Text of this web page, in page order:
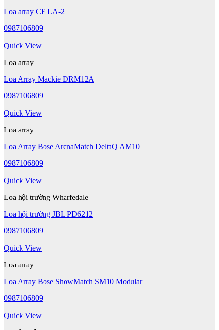
Loa array CF LA-2
0987106809
Quick View
Loa array
Loa Array Mackie DRM12A
0987106809
Quick View
Loa array
Loa Array Bose ArenaMatch DeltaQ AM10
0987106809
Quick View
Loa hội trường Wharfedale
Loa hội trường JBL PD6212
0987106809
Quick View
Loa array
Loa Array Bose ShowMatch SM10 Modular
0987106809
Quick View